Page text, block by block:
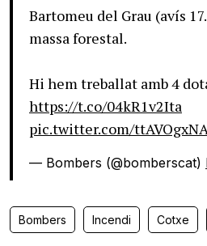
Bartomeu del Grau (avís
massa forestal.
Hi hem treballat amb 4
https://t.co/04kR1v2Ita
pic.twitter.com/
— Bombers (@bomberscat)
Bombers Incendi Cotxe